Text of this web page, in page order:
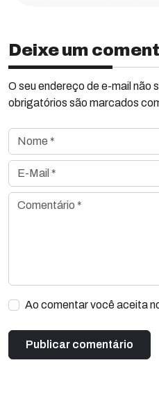
Deixe um
O seu endereço de e-mail não
obrigatórios são marcados
Nome *
E-Mail *
Comentário *
Ao comentar você aceita